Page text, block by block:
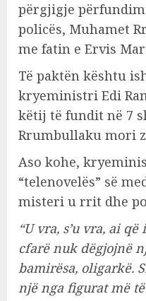
përgjigje
policës, Muhamet
me fatin e Ervis
Të paktën kështu
kryeministri Edi
këtij të fundit në 7
Rrumbullaku mori
Aso kohe,
“telenovelës” së
misteri u rrit dhe
“U vra, s’u vra, ai
cfarë nuk dëgjojnë
bamirësa, oligarkë.
një nga figurat më